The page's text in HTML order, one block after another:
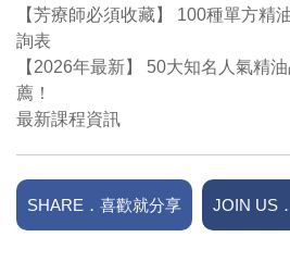
【芳療師必須收藏】 100種單方精
詢表
【2026年最新】 50大知名人氣精
薦！
最新課程資訊
SHARE．喜歡就分享 JOIN US